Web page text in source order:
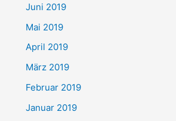
Juni 2019
Mai 2019
April 2019
März 2019
Februar 2019
Januar 2019